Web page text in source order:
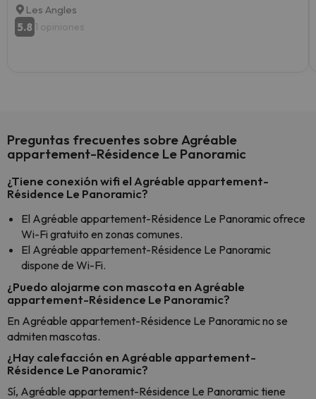
Les Angles
5.8 1 opiniones
Preguntas frecuentes sobre Agréable
appartement-Résidence Le Panoramic
¿Tiene conexión wifi el Agréable appartement-
Résidence Le Panoramic?
El Agréable appartement-Résidence Le Panoramic ofrece
Wi-Fi gratuito en zonas comunes.
El Agréable appartement-Résidence Le Panoramic
dispone de Wi-Fi.
¿Puedo alojarme con mascota en Agréable
appartement-Résidence Le Panoramic?
En Agréable appartement-Résidence Le Panoramic no se
admiten mascotas.
¿Hay calefacción en Agréable appartement-
Résidence Le Panoramic?
Sí, Agréable appartement-Résidence Le Panoramic tiene